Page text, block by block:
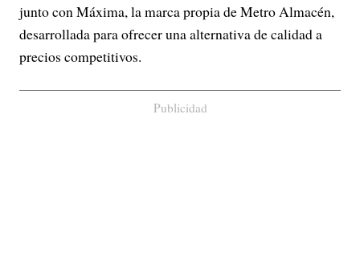
junto con Máxima, la marca propia de Metro Almacén,
desarrollada para ofrecer una alternativa de calidad a
precios competitivos.
Publicidad